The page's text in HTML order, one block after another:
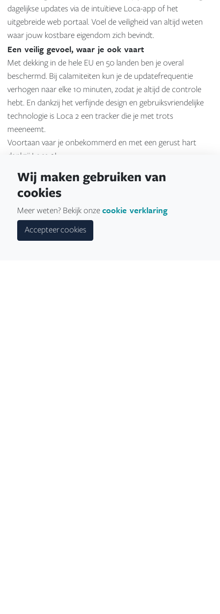
dagelijkse updates via de intuïtieve Loca-app of het
uitgebreide web portaal. Voel de veiligheid van altijd weten
waar jouw kostbare eigendom zich bevindt.
Een veilig gevoel, waar je ook vaart
Met dekking in de hele EU en 50 landen ben je overal
beschermd. Bij calamiteiten kun je de updatefrequentie
verhogen naar elke 10 minuten, zodat je altijd de controle
hebt. En dankzij het verfijnde design en gebruiksvriendelijke
technologie is Loca 2 een tracker die je met trots
meeneemt.
Voortaan vaar je onbekommerd en met een gerust hart
dankzij Loca 2!
bekijken.
Wij maken gebruiken van
cookies
Meer weten? Bekijk onze cookie verklaring
Accepteer cookies